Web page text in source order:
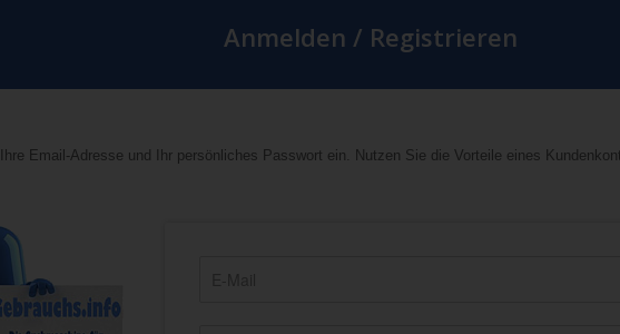
Anmelden / Registrieren
Email-Adresse und Ihr persönliches Passwort ein. Nutzen Sie die Vorteile eines